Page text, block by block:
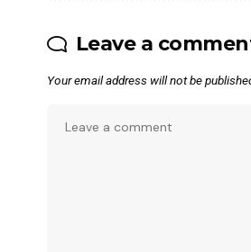
Leave a
Your email address will not be